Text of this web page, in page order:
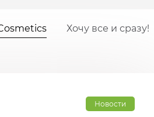
Хочу все и сразу!
Новости